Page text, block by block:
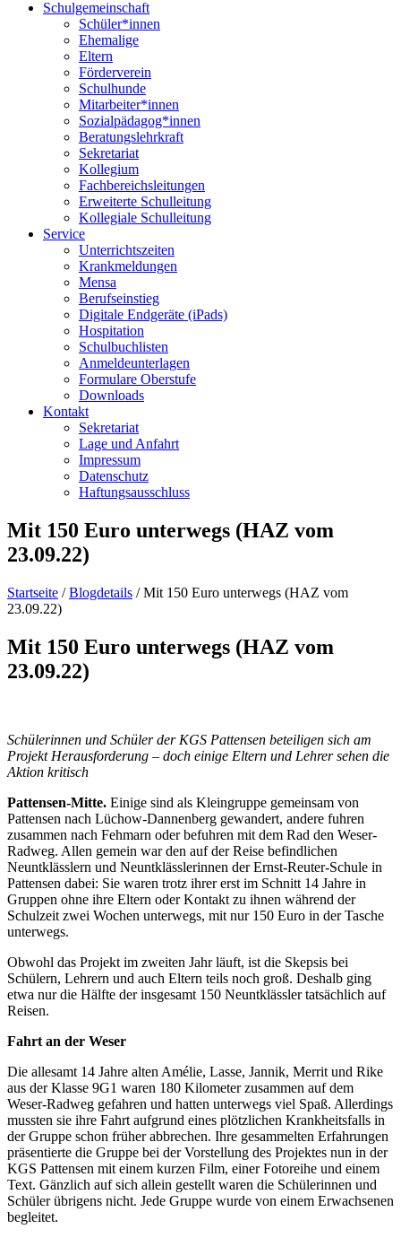
Schulgemeinschaft
Schüler*innen
Ehemalige
Eltern
Förderverein
Schulhunde
Mitarbeiter*innen
Sozialpädagog*innen
Beratungslehrkraft
Sekretariat
Kollegium
Fachbereichsleitungen
Erweiterte Schulleitung
Kollegiale Schulleitung
Service
Unterrichtszeiten
Krankmeldungen
Mensa
Berufseinstieg
Digitale Endgeräte (iPads)
Hospitation
Schulbuchlisten
Anmeldeunterlagen
Formulare Oberstufe
Downloads
Kontakt
Sekretariat
Lage und Anfahrt
Impressum
Datenschutz
Haftungsausschluss
Mit 150 Euro unterwegs (HAZ vom
23.09.22)
Startseite /Blogdetails /Mit 150 Euro unterwegs (HAZ vom
23.09.22)
Mit 150 Euro unterwegs (HAZ vom
23.09.22)
Schülerinnen und Schüler der KGS Pattensen beteiligen sich am
Projekt Herausforderung – doch einige Eltern und Lehrer sehen die
Aktion kritisch
Pattensen-Mitte. Einige sind als Kleingruppe gemeinsam von
Pattensen nach Lüchow-Dannenberg gewandert, andere fuhren
zusammen nach Fehmarn oder befuhren mit dem Rad den Weser-
Radweg. Allen gemein war den auf der Reise befindlichen
Neuntklässlern und Neuntklässlerinnen der Ernst-Reuter-Schule in
Pattensen dabei: Sie waren trotz ihrer erst im Schnitt 14 Jahre in
Gruppen ohne ihre Eltern oder Kontakt zu ihnen während der
Schulzeit zwei Wochen unterwegs, mit nur 150 Euro in der Tasche
unterwegs.
Obwohl das Projekt im zweiten Jahr läuft, ist die Skepsis bei
Schülern, Lehrern und auch Eltern teils noch groß. Deshalb ging
etwa nur die Hälfte der insgesamt 150 Neuntklässler tatsächlich auf
Reisen.
Fahrt an der Weser
Die allesamt 14 Jahre alten Amélie, Lasse, Jannik, Merrit und Rike
aus der Klasse 9G1 waren 180 Kilometer zusammen auf dem
Weser-Radweg gefahren und hatten unterwegs viel Spaß. Allerdings
mussten sie ihre Fahrt aufgrund eines plötzlichen Krankheitsfalls in
der Gruppe schon früher abbrechen. Ihre gesammelten Erfahrungen
präsentierte die Gruppe bei der Vorstellung des Projektes nun in der
KGS Pattensen mit einem kurzen Film, einer Fotoreihe und einem
Text. Gänzlich auf sich allein gestellt waren die Schülerinnen und
Schüler übrigens nicht. Jede Gruppe wurde von einem Erwachsenen
begleitet.